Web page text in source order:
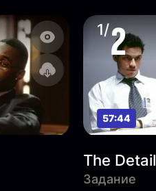
1/2
57:44
The Detail
Задание